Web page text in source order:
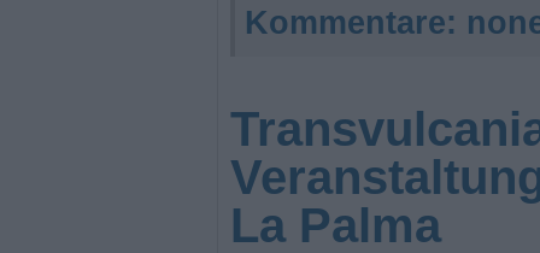
Kommentare:
La Palma